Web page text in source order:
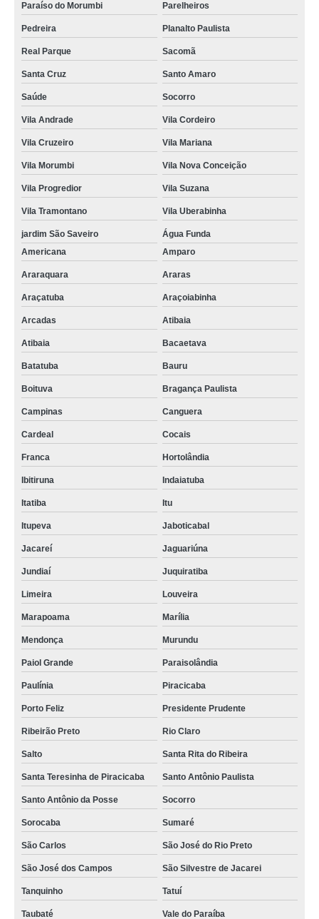
Paraíso do Morumbi Parelheiros
Pedreira Planalto Paulista
Real Parque Sacomã
Santa Cruz Santo Amaro
Saúde Socorro
Vila Andrade Vila Cordeiro
Vila Cruzeiro Vila Mariana
Vila Morumbi Vila Nova Conceição
Vila Progredior Vila Suzana
Vila Tramontano Vila Uberabinha
jardim São Saveiro
Água Funda
Americana
Amparo
Araraquara Araras
Araçatuba Araçoiabinha
Arcadas Atibaia
Atibaia Bacaetava
Batatuba Bauru
Boituva Bragança Paulista
Campinas Canguera
Cardeal Cocais
Franca Hortolândia
Ibitiruna Indaiatuba
Itatiba Itu
Itupeva Jaboticabal
Jacareí Jaguariúna
Jundiaí Juquiratiba
Limeira Louveira
Marapoama Marília
Mendonça Murundu
Paiol Grande Paraisolândia
Paulínia Piracicaba
Porto Feliz Presidente Prudente
Ribeirão Preto Rio Claro
Salto Santa Rita do Ribeira
Santa Teresinha de Piracicaba Santo Antônio Paulista
Santo Antônio da Posse Socorro
Sorocaba Sumaré
São Carlos São José do Rio Preto
São José dos Campos São Silvestre de Jacarei
Tanquinho Tatuí
Taubaté Vale do Paraíba